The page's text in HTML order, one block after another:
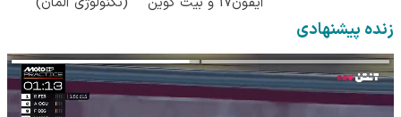
زنده پیشنهادی